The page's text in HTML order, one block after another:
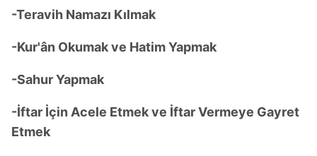
-Teravih Namazı Kılmak
-Kur'ân Okumak ve Hatim Yapmak
-Sahur Yapmak
-İftar İçin Acele Etmek ve İftar Vermeye Gayret
Etmek